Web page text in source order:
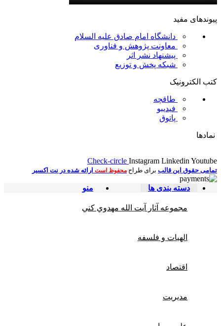
پیوندهای مفید
دانشگاه امام صادق علیه السلام
معاونت پژوهش و فناوری
پیشنهاد نشر اثر
شبکه پخش و توزیع
کتب الکترونیک
طاقچه
فیدیبو
پاتوق
نمادها
Check-circle Instagram Linkedin Youtube
تمامی حقوق این قالب برای طراح محفوظ است ارائه شده در نت اکسیر
منو دسته بندی ها
مجموعه آثار آيت الله مهدوي كني
الهیات و فلسفه
اقتصاد
مديريت